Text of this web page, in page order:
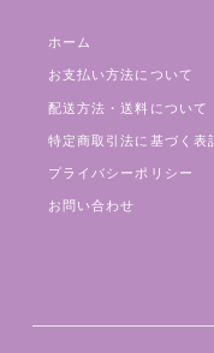
ホーム
お支払い方法について
配送方法・送料について
特定商取引法に基づく表
プライバシーポリシー
お問い合わせ